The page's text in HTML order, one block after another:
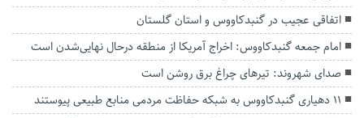
اتفاقی عجیب در‌ گنبدکاووس و استان گلستان
امام جمعه گنبدکاووس: اخراج آمریکا از منطقه درحال نهایی‌شدن است
صدای شهروند: تیرهای چراغ برق روشن است
۱۱ دهیاری گنبدکاووس به شبکه حفاظت مردمی منابع طبیعی پیوستند